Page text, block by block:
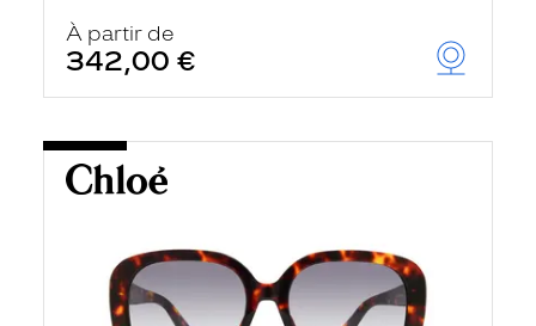
À partir de
342,00 €